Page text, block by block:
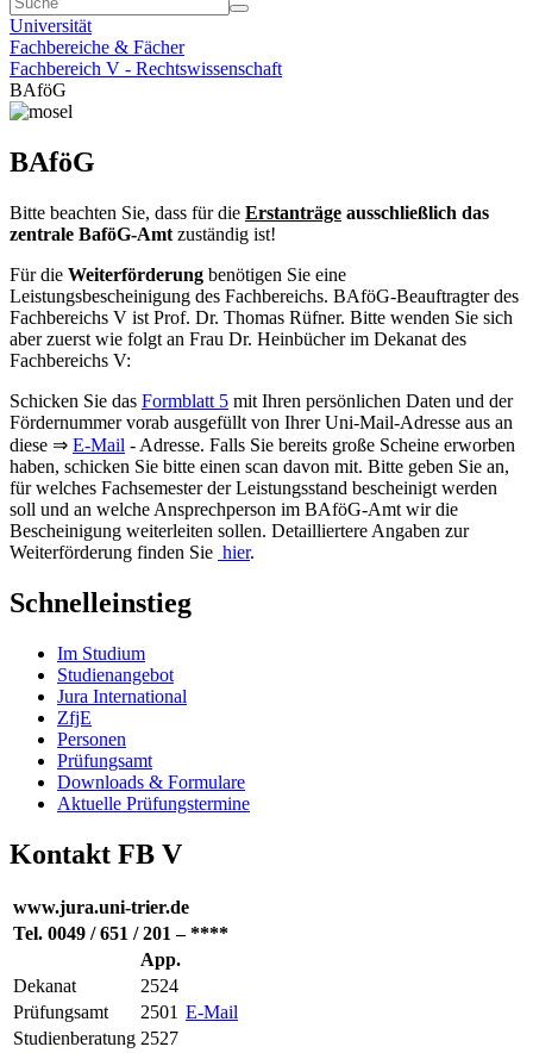
Universität
Fachbereiche & Fächer
Fachbereich V - Rechtswissenschaft
BAföG
BAföG
Bitte beachten Sie, dass für die Erstanträge ausschließlich das
zentrale BaföG-Amt zuständig ist!
Für die Weiterförderung benötigen Sie eine
Leistungsbescheinigung des Fachbereichs. BAföG-Beauftragter des
Fachbereichs V ist Prof. Dr. Thomas Rüfner. Bitte wenden Sie sich
aber zuerst wie folgt an Frau Dr. Heinbücher im Dekanat des
Fachbereichs V:
Schicken Sie das Formblatt 5 mit Ihren persönlichen Daten und der
Fördernummer vorab ausgefüllt von Ihrer Uni-Mail-Adresse aus an
diese ⇒ E-Mail - Adresse. Falls Sie bereits große Scheine erworben
haben, schicken Sie bitte einen scan davon mit. Bitte geben Sie an,
für welches Fachsemester der Leistungsstand bescheinigt werden
soll und an welche Ansprechperson im BAföG-Amt wir die
Bescheinigung weiterleiten sollen. Detailliertere Angaben zur
Weiterförderung finden Sie hier.
Schnelleinstieg
Im Studium
Studienangebot
Jura International
ZfjE
Personen
Prüfungsamt
Downloads & Formulare
Aktuelle Prüfungstermine
Kontakt FB V
www.jura.uni-trier.de
Tel. 0049 / 651 / 201 – ****
App.
Dekanat
2524
E-Mail
Prüfungsamt
2501
Studienberatung 2527